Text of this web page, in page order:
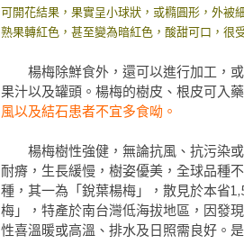
可開花結果，果實呈小球狀，或橢圓形，外被
熟果轉紅色，甚至變為暗紅色，酸甜可口，很
楊梅除鮮食外，還可以進行加工，或
果汁以及罐頭。楊梅的樹皮、根皮可入
風以及結石患者不宜多食呦。
楊梅樹性強健，無論抗風、抗污染或
耐瘠，生長緩慢，樹姿優美，全球品種
種，其一為「銳葉楊梅」，散見於本省
梅」，特產於南台灣低海拔地區，因發
性喜溫暖或高溫、排水及日照需良好。